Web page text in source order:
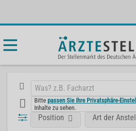
Bittepassen Sie Ihre Privatsphäre-
Inhalte zu sehen.
Position Art der